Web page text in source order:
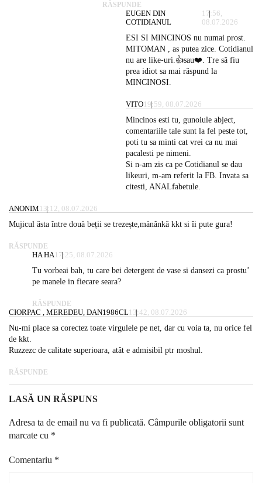
RĂSPUNDE
EUGEN DIN
COTIDIANUL
17:56,
08.07.2026
ESI SI MINCINOS nu numai prost.
MITOMAN , as putea zice. Cotidianul
nu are like-uri.👍sau❤️. Tre să fiu
prea idiot sa mai răspund la
MINCINOSI.
VITO19:59, 08.07.2026
Mincinos esti tu, gunoiule abject,
comentariile tale sunt la fel peste tot,
poti tu sa minti cat vrei ca nu mai
pacalesti pe nimeni.
Si n-am zis ca pe Cotidianul se dau
likeuri, m-am referit la FB. Invata sa
citesti, ANALfabetule.
ANONIM 13:12, 08.07.2026
Mujicul ăsta între două beții se trezește,mănânkă kkt si îi pute gura!
RĂSPUNDE
HA HA17:25, 08.07.2026
Tu vorbeai bah, tu care bei detergent de vase si dansezi ca prostu’
pe manele in fiecare seara?
RĂSPUNDE
CIORPAC , MEREDEU, DAN1986CL13:42, 08.07.2026
Nu-mi place sa corectez toate virgulele pe net, dar cu voia ta, nu orice fel
de kkt.
Ruzzezc de calitate superioara, atât e admisibil ptr moshul.
RĂSPUNDE
LASĂ UN RĂSPUNS
Adresa ta de email nu va fi publicată. Câmpurile obligatorii sunt
marcate cu *
Comentariu *